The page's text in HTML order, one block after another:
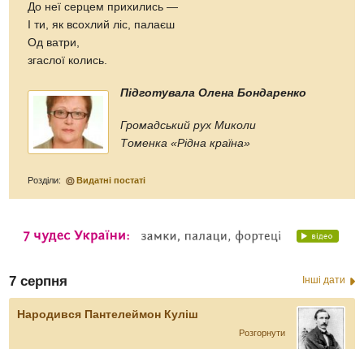
До неї серцем прихились —
І ти, як всохлий ліс, палаєш
Од ватри,
згаслої колись.
Підготувала Олена Бондаренко
Громадський рух Миколи
Томенка «Рідна країна»
Розділи: Видатні постаті
7 серпня Інші дати
Народився Пантелеймон Куліш
Розгорнути